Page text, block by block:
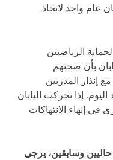
2021، أمام اليابان عام واحد لاتخاذ
الرياضيين
بأن صحتهم
إنذار المدربين
إذا تحركت اليابان
في إنهاء الانتهاكات
وسابقين، يرجى